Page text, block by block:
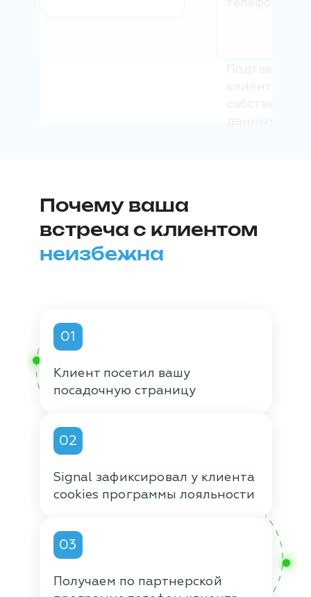
Почему ваша
встреча с клиентом
неизбежна
01
Клиент посетил вашу
посадочную страницу
02
Signal зафиксировал у клиента
cookies программы лояльности
03
Получаем по партнерской